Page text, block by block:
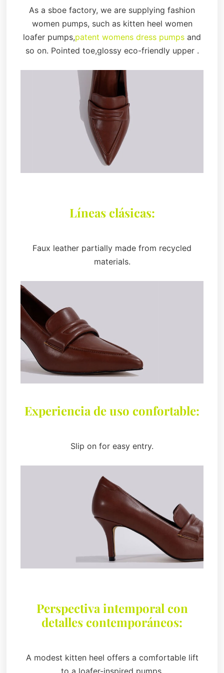
As a sboe factory, we are supplying fashion
women pumps, such as kitten heel women
loafer pumps,patent womens dress pumps and
so on. Pointed toe,glossy eco-friendly upper .
Líneas clásicas:
Faux leather partially made from recycled
materials.
Experiencia de uso confortable:
Slip on for easy entry.
Perspectiva intemporal con
detalles contemporáneos:
A modest kitten heel offers a comfortable lift
to a loafer-inspired pumps.